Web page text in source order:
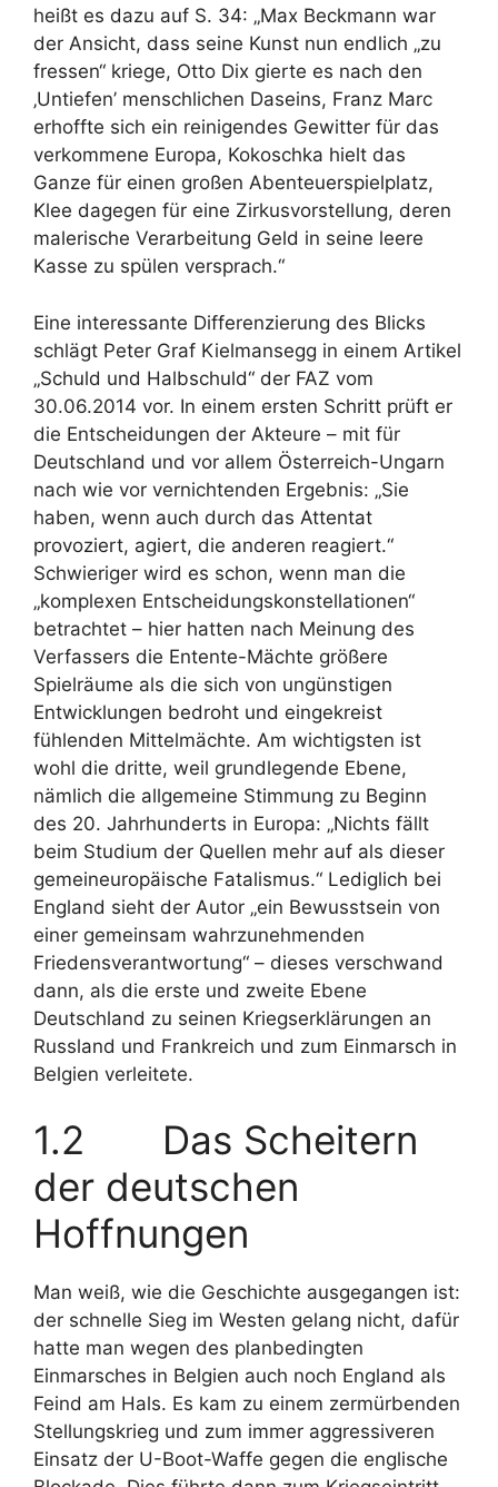
heißt es dazu auf S. 34: „Max Beckmann war
der Ansicht, dass seine Kunst nun endlich „zu
fressen“ kriege, Otto Dix gierte es nach den
‚Untiefen’ menschlichen Daseins, Franz Marc
erhoffte sich ein reinigendes Gewitter für das
verkommene Europa, Kokoschka hielt das
Ganze für einen großen Abenteuerspielplatz,
Klee dagegen für eine Zirkusvorstellung, deren
malerische Verarbeitung Geld in seine leere
Kasse zu spülen versprach.“
Eine interessante Differenzierung des Blicks
schlägt Peter Graf Kielmansegg in einem Artikel
„Schuld und Halbschuld“ der FAZ vom
30.06.2014 vor. In einem ersten Schritt prüft er
die Entscheidungen der Akteure – mit für
Deutschland und vor allem Österreich-Ungarn
nach wie vor vernichtenden Ergebnis: „Sie
haben, wenn auch durch das Attentat
provoziert, agiert, die anderen reagiert.“
Schwieriger wird es schon, wenn man die
„komplexen Entscheidungskonstellationen“
betrachtet – hier hatten nach Meinung des
Verfassers die Entente-Mächte größere
Spielräume als die sich von ungünstigen
Entwicklungen bedroht und eingekreist
fühlenden Mittelmächte. Am wichtigsten ist
wohl die dritte, weil grundlegende Ebene,
nämlich die allgemeine Stimmung zu Beginn
des 20. Jahrhunderts in Europa: „Nichts fällt
beim Studium der Quellen mehr auf als dieser
gemeineuropäische Fatalismus.“ Lediglich bei
England sieht der Autor „ein Bewusstsein von
einer gemeinsam wahrzunehmenden
Friedensverantwortung“ – dieses verschwand
dann, als die erste und zweite Ebene
Deutschland zu seinen Kriegserklärungen an
Russland und Frankreich und zum Einmarsch in
Belgien verleitete.
1.2 Das Scheitern
der deutschen
Hoffnungen
Man weiß, wie die Geschichte ausgegangen ist:
der schnelle Sieg im Westen gelang nicht, dafür
hatte man wegen des planbedingten
Einmarsches in Belgien auch noch England als
Feind am Hals. Es kam zu einem zermürbenden
Stellungskrieg und zum immer aggressiveren
Einsatz der U-Boot-Waffe gegen die englische